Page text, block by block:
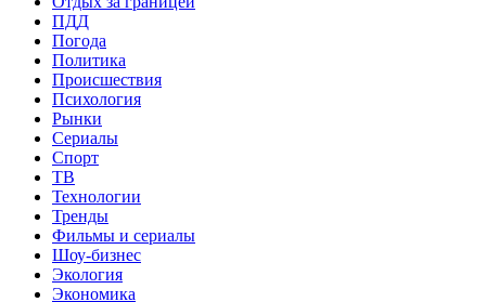
ПДД
Погода
Политика
Происшествия
Психология
Рынки
Сериалы
Спорт
ТВ
Технологии
Тренды
Фильмы и сериалы
Шоу-бизнес
Экология
Экономика